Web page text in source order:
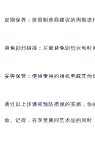
定期保养：按照制造商建议的周期进
避免剧烈碰撞：尽量避免剧烈运动时
妥善保管：使用专用的相机包或其他
通过以上步骤和预防措施的实施，
命。记得，在享受腕间艺术品的同时